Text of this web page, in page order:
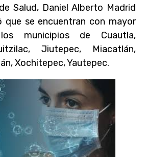
Salud, Daniel Alberto Madrid
que se encuentran con mayor
municipios de Cuautla,
Jiutepec, Miacatlán,
Xochitepec, Yautepec.